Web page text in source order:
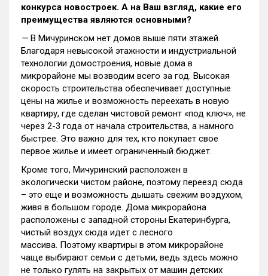
конкурса новостроек. А на Ваш взгляд, какие его
преимущества являются основными?
—В Мичуринском нет домов выше пяти этажей.
Благодаря невысокой этажности и индустриальной
технологии домостроения, новые дома в
микрорайоне мы возводим всего за год. Высокая
скорость строительства обеспечивает доступные
цены на жилье и возможность переехать в новую
квартиру, где сделан чистовой ремонт «под ключ», не
через 2-3 года от начала строительства, а намного
быстрее. Это важно для тех, кто покупает свое
первое жилье и имеет ограниченный бюджет.
Кроме того, Мичуринский расположен в
экологически чистом районе, поэтому переезд сюда
– это еще и возможность дышать свежим воздухом,
живя в большом городе. Дома микрорайона
расположены с западной стороны Екатеринбурга,
чистый воздух сюда идет с лесного
массива. Поэтому квартиры в этом микрорайоне
чаще выбирают семьи с детьми, ведь здесь можно
не только гулять на закрытых от машин детских